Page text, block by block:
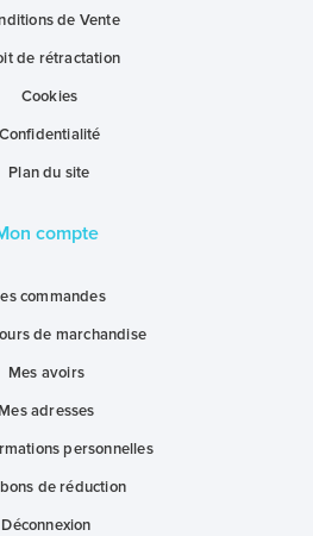
de Vente
de rétractation
Cookies
Confidentialité
Plan du site
compte
commandes
de marchandise
Mes avoirs
Mes adresses
personnelles
de réduction
Déconnexion